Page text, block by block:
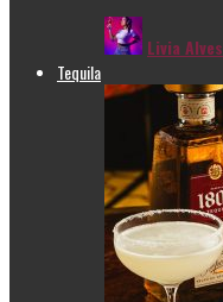
Livia Alves
Tequila